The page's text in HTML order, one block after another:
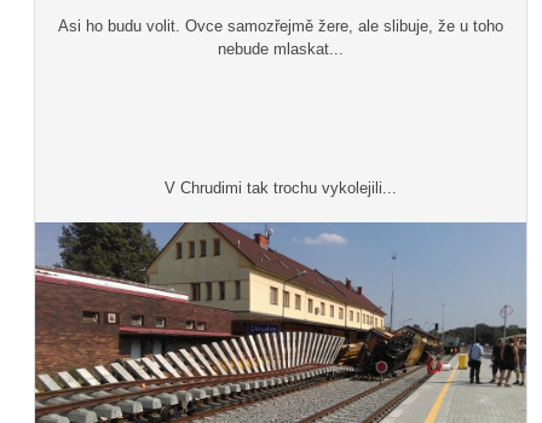
Asi ho budu volit. Ovce samozřejmě žere, ale slibuje, že u toho
nebude mlaskat...
V Chrudimi tak trochu vykolejili...